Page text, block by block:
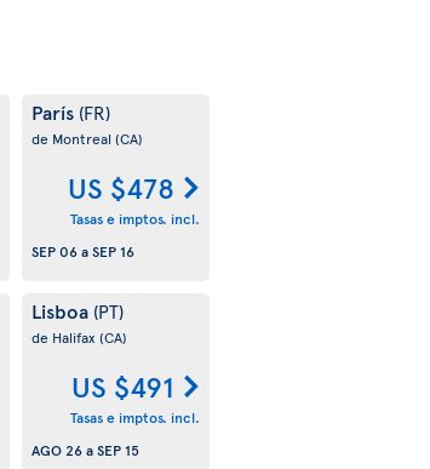
París (FR)
de Montreal (CA)
US $478
Tasas e imptos. incl.
SEP 06aSEP 16
Lisboa (PT)
de Halifax (CA)
US $491
Tasas e imptos. incl.
AGO 26aSEP 15